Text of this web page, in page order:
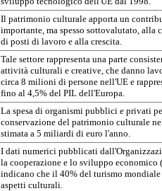
Il patrimonio culturale apporta un
importante, ma spesso sottovalutato, alla
di posti di lavoro e alla crescita.
Tale settore rappresenta una parte
attività culturali e creative, che danno
circa 8 milioni di persone nell'UE e
fino al 4,5% del PIL dell'Europa.
La spesa di organismi pubblici e privati
conservazione del patrimonio culturale
stimata a 5 miliardi di euro l'anno.
I dati numerici pubblicati
la cooperazione e lo sviluppo economico
indicano che il 40% del turismo
aspetti culturali.